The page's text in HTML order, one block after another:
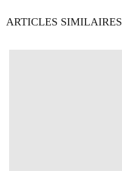
ARTICLES SIMILAIRES